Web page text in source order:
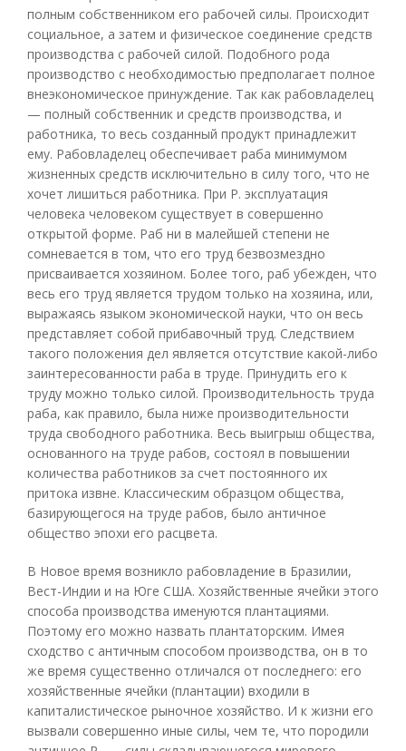
полным собственником его рабочей силы. Происходит
социальное, а затем и физическое соединение средств
производства с рабочей силой. Подобного рода
производство с необходимостью предполагает полное
внеэкономическое принуждение. Так как рабовладелец
— полный собственник и средств производства, и
работника, то весь созданный продукт принадлежит
ему. Рабовладелец обеспечивает раба минимумом
жизненных средств исключительно в силу того, что не
хочет лишиться работника. При Р. эксплуатация
человека человеком существует в совершенно
открытой форме. Раб ни в малейшей степени не
сомневается в том, что его труд безвозмездно
присваивается хозяином. Более того, раб убежден, что
весь его труд является трудом только на хозяина, или,
выражаясь языком экономической науки, что он весь
представляет собой прибавочный труд. Следствием
такого положения дел является отсутствие какой-либо
заинтересованности раба в труде. Принудить его к
труду можно только силой. Производительность труда
раба, как правило, была ниже производительности
труда свободного работника. Весь выигрыш общества,
основанного на труде рабов, состоял в повышении
количества работников за счет постоянного их
притока извне. Классическим образцом общества,
базирующегося на труде рабов, было античное
общество эпохи его расцвета.
В Новое время возникло рабовладение в Бразилии,
Вест-Индии и на Юге США. Хозяйственные ячейки этого
способа производства именуются плантациями.
Поэтому его можно назвать плантаторским. Имея
сходство с античным способом производства, он в то
же время существенно отличался от последнего: его
хозяйственные ячейки (плантации) входили в
капиталистическое рыночное хозяйство. И к жизни его
вызвали совершенно иные силы, чем те, что породили